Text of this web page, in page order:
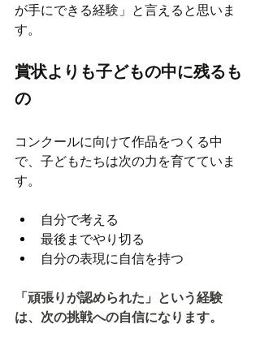
が手にできる経験」と言えると思いま
す。
賞状よりも子どもの中に残るも
の
コンクールに向けて作品をつくる中
で、子どもたちは次の力を育てていま
す。
自分で考える
最後までやり切る
自分の表現に自信を持つ
「頑張りが認められた」という経験
は、次の挑戦への自信になります。